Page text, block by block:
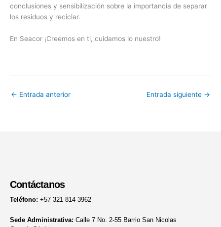
conclusiones y sensibilización sobre la importancia de separar
los residuos y reciclar.
En Seacor ¡Creemos en ti, cuidamos lo nuestro!
← Entrada anterior Entrada siguiente →
Contáctanos
Teléfono: +57 321 814 3962
Sede Administrativa: Calle 7 No. 2-55 Barrio San Nicolas